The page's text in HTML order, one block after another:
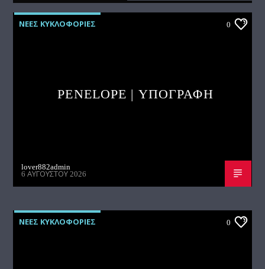
ΝΕΕΣ ΚΥΚΛΟΦΟΡΙΕΣ 0
PENELOPE | ΥΠΟΓΡΑΦΗ
lover882admin
6 ΑΥΓΟΎΣΤΟΥ 2026
ΝΕΕΣ ΚΥΚΛΟΦΟΡΙΕΣ 0